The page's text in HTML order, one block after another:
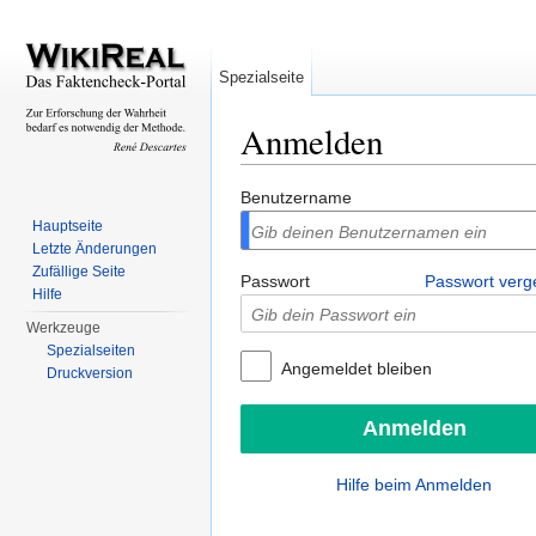
Anmelden
Benutzername
Passwort Passwort
Angemeldet bleiben
Hilfe beim Anmelden
Spezialseite
Hauptseite
Letzte Änderungen
Zufällige Seite
Hilfe
Werkzeuge
Spezialseiten
Druckversion